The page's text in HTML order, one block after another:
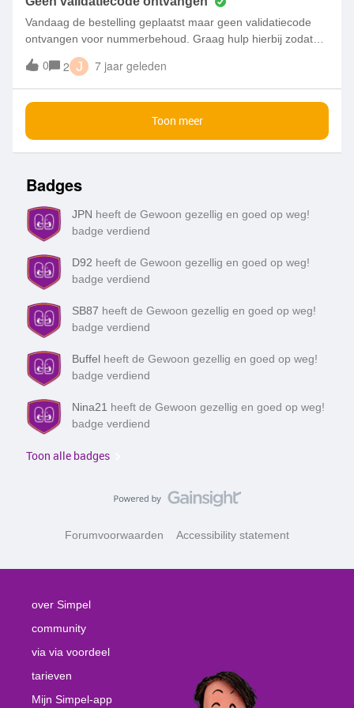
Vandaag de bestelling geplaatst maar geen validatiecode
ontvangen voor nummerbehoud. Graag hulp hierbij zodat
0 2 J 7 jaar geleden
Toon meer
Badges
JPN heeft de Gewoon gezellig en goed op weg!
badge verdiend
D92 heeft de Gewoon gezellig en goed op weg!
badge verdiend
SB87 heeft de Gewoon gezellig en goed op weg!
badge verdiend
Buffel heeft de Gewoon gezellig en goed op weg!
badge verdiend
Nina21 heeft de Gewoon gezellig en goed op weg!
badge verdiend
Toon alle badges
Forumvoorwaarden Accessibility statement
over Simpel
community
via via voordeel
tarieven
Mijn Simpel-app